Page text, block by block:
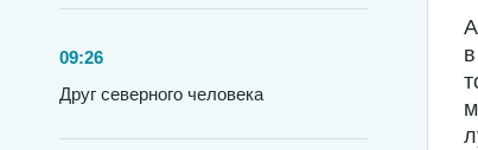
09:26
Друг северного человека